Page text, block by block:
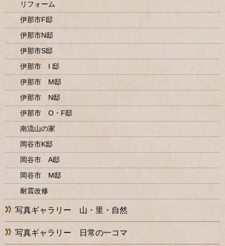
リフォーム
伊那市F邸
伊那市N邸
伊那市S邸
伊那市 I 邸
伊那市 M邸
伊那市 N邸
伊那市 O・F邸
南流山の家
岡谷市K邸
岡谷市 A邸
岡谷市 M邸
耐震改修
写真ギャラリー 山・里・自然
写真ギャラリー 日常の一コマ